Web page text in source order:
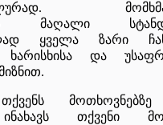
მაღალი
ყველა ზარი
ხარისხისა და
ინახავს თქვენი